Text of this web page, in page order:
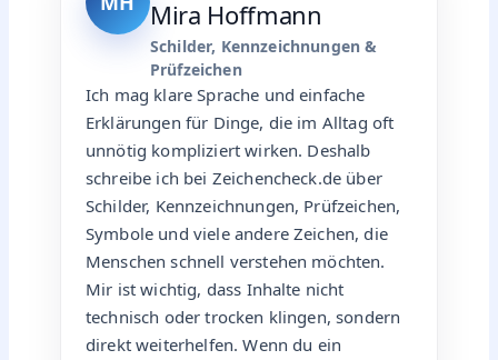
Mira Hoffmann
Schilder, Kennzeichnungen &
Prüfzeichen
Ich mag klare Sprache und einfache
Erklärungen für Dinge, die im Alltag oft
unnötig kompliziert wirken. Deshalb
schreibe ich bei Zeichencheck.de über
Schilder, Kennzeichnungen, Prüfzeichen,
Symbole und viele andere Zeichen, die
Menschen schnell verstehen möchten.
Mir ist wichtig, dass Inhalte nicht
technisch oder trocken klingen, sondern
direkt weiterhelfen. Wenn du ein